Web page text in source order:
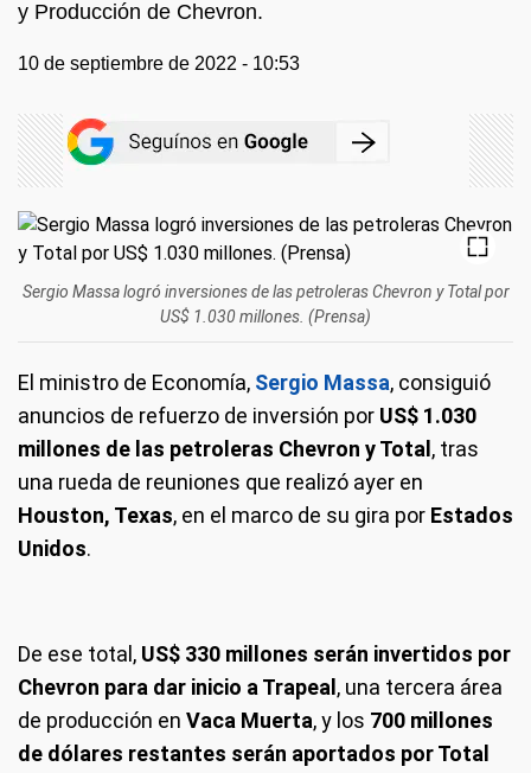
y Producción de Chevron.
10 de septiembre de 2022 - 10:53
Sergio Massa logró inversiones de las petroleras Chevron y Total por
US$ 1.030 millones. (Prensa)
El ministro de Economía, Sergio Massa, consiguió
anuncios de refuerzo de inversión por US$ 1.030
millones de las petroleras Chevron y Total , tras
una rueda de reuniones que realizó ayer en
Houston, Texas, en el marco de su gira por Estados
Unidos.
De ese total, US$ 330 millones serán invertidos por
Chevron para dar inicio a Trapeal , una tercera área
de producción en Vaca Muerta, y los 700 millones
de dólares restantes serán aportados por Total